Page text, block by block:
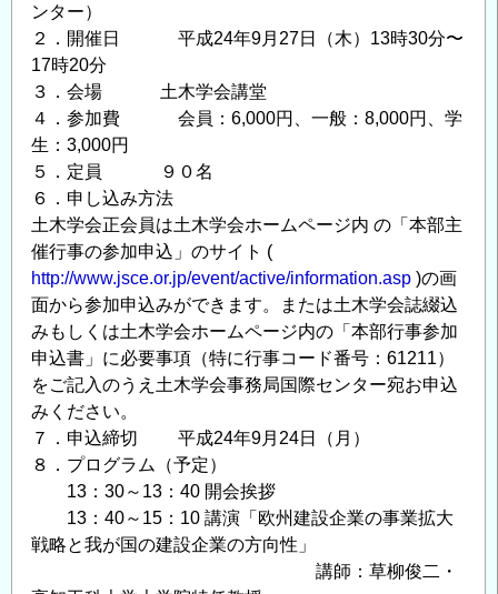
ンター）
２．開催日 平成24年9月27日（木）13時30分〜
17時20分
３．会場 土木学会講堂
４．参加費 会員：6,000円、一般：8,000円、学
生：3,000円
５．定員 ９０名
６．申し込み方法
土木学会正会員は土木学会ホームページ内 の「本部主
催行事の参加申込」のサイト (
http://www.jsce.or.jp/event/active/information.asp )の画
面から参加申込みができます。または土木学会誌綴込
みもしくは土木学会ホームページ内の「本部行事参加
申込書」に必要事項（特に行事コード番号：61211）
をご記入のうえ土木学会事務局国際センター宛お申込
みください。
７．申込締切 平成24年9月24日（月）
８．プログラム（予定）
13：30～13：40 開会挨拶
13：40～15：10 講演「欧州建設企業の事業拡大
戦略と我が国の建設企業の方向性」
講師：草柳俊二・